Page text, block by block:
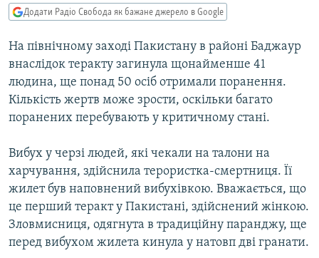
до
КУЛЬТУРА
СПОРТ
СВІТ
КРИМ.РЕАЛІЇ
ТИ ЯК?
СХЕМИ
КИТАЙ.ВИКЛИКИ
МУЛЬТИМЕДІА
ФОТО
СПЕЦПРОЄКТИ
ПОДКАСТИ
КРИМ РЕАЛІЇ
Додати Радіо Свобода як бажане джерело в Google
На північному заході Пакистану в районі Баджаур
внаслідок теракту загинула щонайменше 41
людина, ще понад 50 осіб отримали поранення.
Кількість жертв може зрости, оскільки багато
поранених перебувають у критичному стані.
Вибух у черзі людей, які чекали на талони на
харчування, здійснила терористка-смертниця. Її
жилет був наповнений вибухівкою. Вважається, що
це перший теракт у Пакистані, здійснений жінкою.
Зловмисниця, одягнута в традиційну паранджу, ще
перед вибухом жилета кинула у натовп дві гранати.